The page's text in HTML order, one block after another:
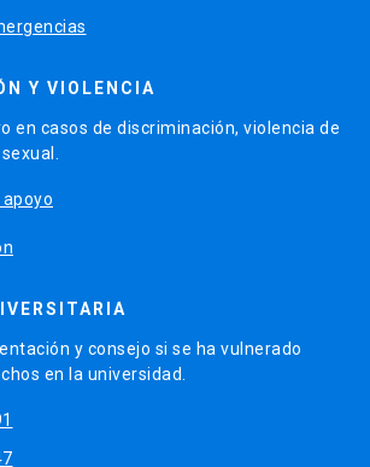
Y VIOLENCIA
en casos de discriminación, violencia de
y consejo si se ha vulnerado
en la universidad.